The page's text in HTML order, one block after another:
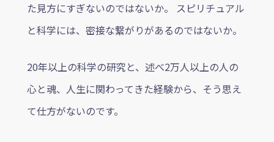
た見方にすぎないのではないか。 スピリチュアル
と科学には、密接な繋がりがあるのではないか。
20年以上の科学の研究と、述べ2万人以上の人の
心と魂、人生に関わってきた経験から、そう思え
て仕方がないのです。